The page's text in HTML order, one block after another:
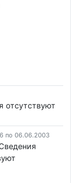
отсутствуют
по 06.06.2003